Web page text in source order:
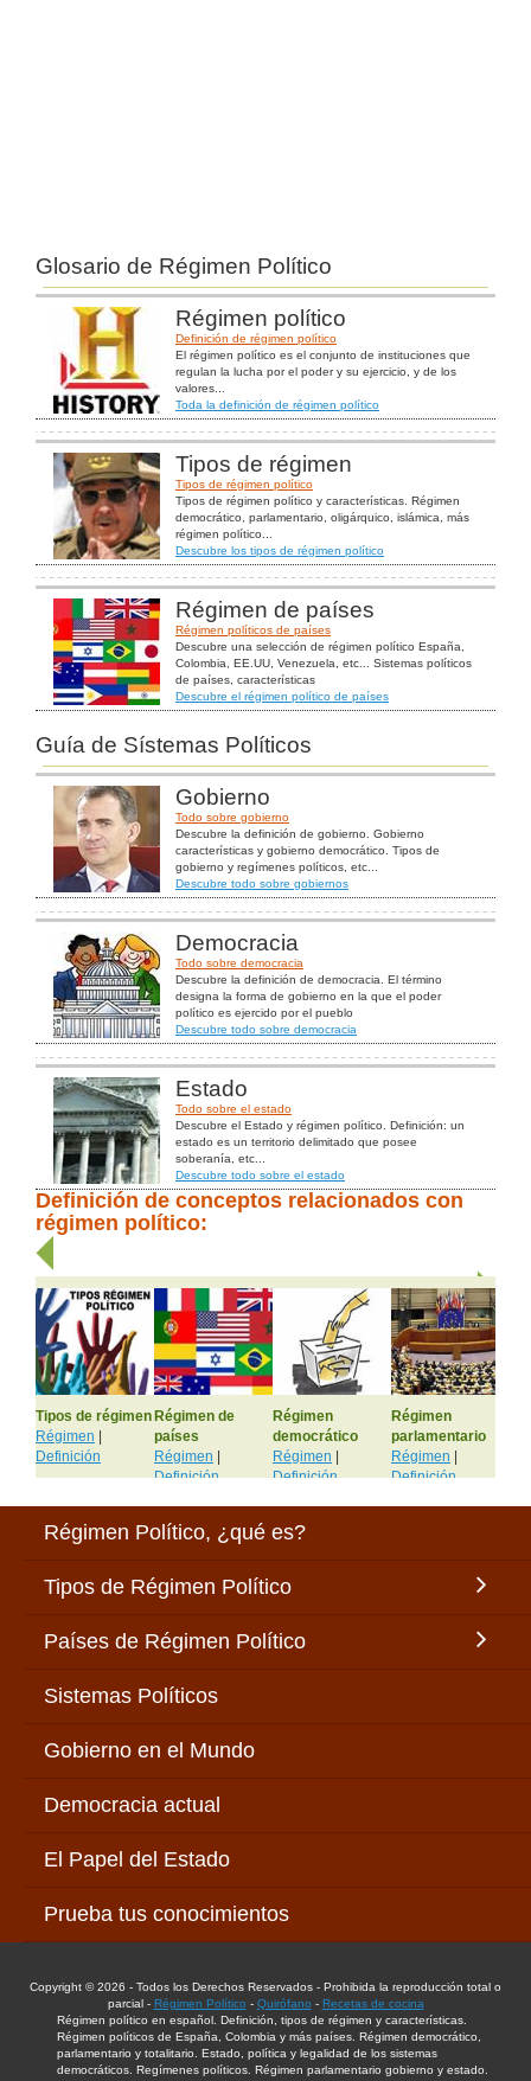
Glosario de Régimen Político
Régimen político
Definición de régimen político
El régimen político es el conjunto de instituciones que
regulan la lucha por el poder y su ejercicio, y de los
valores...
Toda la definición de régimen político
Tipos de régimen
Tipos de régimen político
Tipos de régimen político y características. Régimen
democrático, parlamentario, oligárquico, islámica, más
régimen político...
Descubre los tipos de régimen político
Régimen de países
Régimen políticos de países
Descubre una selección de régimen político España,
Colombia, EE.UU, Venezuela, etc... Sistemas políticos
de países, características
Descubre el régimen político de países
Guía de Sístemas Políticos
Gobierno
Todo sobre gobierno
Descubre la definición de gobierno. Gobierno
características y gobierno democrático. Tipos de
gobierno y regímenes políticos, etc...
Descubre todo sobre gobiernos
Democracia
Todo sobre democracia
Descubre la definición de democracia. El término
designa la forma de gobierno en la que el poder
político es ejercido por el pueblo
Descubre todo sobre democracia
Estado
Todo sobre el estado
Descubre el Estado y régimen político. Definición: un
estado es un territorio delimitado que posee
soberanía, etc...
Descubre todo sobre el estado
Definición de conceptos relacionados con
régimen político:
Tipos de régimen
Régimen
Definición
Régimen de
países
Régimen
Definición
Régimen
democrático
Régimen
Definición
Régimen
parlamentario
Régimen
Definición
Régimen Político, ¿qué es?
Tipos de Régimen Político
Países de Régimen Político
Sistemas Políticos
Gobierno en el Mundo
Democracia actual
El Papel del Estado
Prueba tus conocimientos
Copyright © 2026 - Todos los Derechos Reservados - Prohibida la reproducción total o
parcial - Régimen Político - Quirófano - Recetas de cocina
Régimen político en español. Definición, tipos de régimen y características.
Régimen políticos de España, Colombia y más países. Régimen democrático,
parlamentario y totalitario. Estado, política y legalidad de los sistemas
democráticos. Regímenes políticos. Régimen parlamentario gobierno y estado.